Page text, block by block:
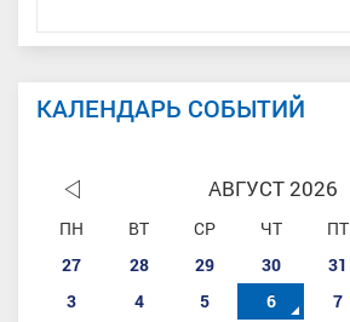
КАЛЕНДАРЬ СОБЫТИЙ
АВГУСТ 2026
ПН ВТ СР ЧТ ПТ
27
28 29 30 31
3
4 5 6 7